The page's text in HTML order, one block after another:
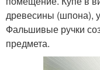
древесины (шпона),
Фальшивые ручки
предмета.